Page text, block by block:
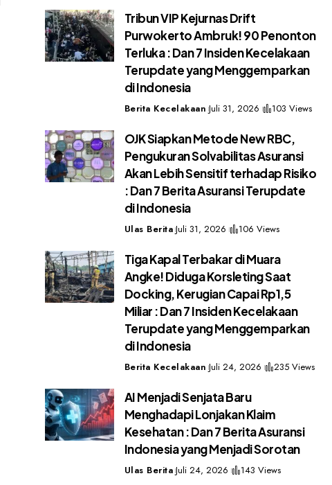
Tribun VIP Kejurnas Drift
Purwokerto Ambruk! 90 Penonton
Terluka : Dan 7 Insiden Kecelakaan
Terupdate yang Menggemparkan
di Indonesia
Berita Kecelakaan Juli 31, 2026 103 Views
OJK Siapkan Metode New RBC,
Pengukuran Solvabilitas Asuransi
Akan Lebih Sensitif terhadap Risiko
: Dan 7 Berita Asuransi Terupdate
di Indonesia
Ulas Berita Juli 31, 2026 106 Views
Tiga Kapal Terbakar di Muara
Angke! Diduga Korsleting Saat
Docking, Kerugian Capai Rp1,5
Miliar : Dan 7 Insiden Kecelakaan
Terupdate yang Menggemparkan
di Indonesia
Berita Kecelakaan Juli 24, 2026 235 Views
AI Menjadi Senjata Baru
Menghadapi Lonjakan Klaim
Kesehatan : Dan 7 Berita Asuransi
Indonesia yang Menjadi Sorotan
Ulas Berita Juli 24, 2026 143 Views